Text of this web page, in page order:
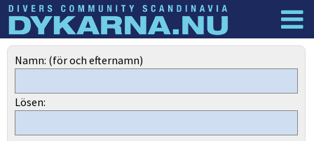
Dyknyheter
Namn: (för och efternamn)
Lösen: